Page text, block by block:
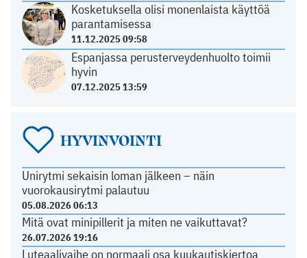
Kosketuksella olisi monenlaista käyttöä
parantamisessa
11.12.2025 09:58
Espanjassa perusterveydenhuolto toimii
hyvin
07.12.2025 13:59
HYVINVOINTI
Unirytmi sekaisin loman jälkeen – näin
vuorokausirytmi palautuu
05.08.2026 06:13
Mitä ovat minipillerit ja miten ne vaikuttavat?
26.07.2026 19:16
Luteaalivaihe on normaali osa kuukautiskiertoa